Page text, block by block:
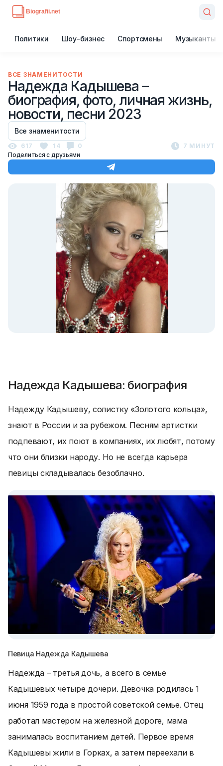
Политики Шоу-бизнес Спортсмены Музыканты
ВСЕ ЗНАМЕНИТОСТИ
Надежда Кадышева –
биография, фото, личная жизнь,
новости, песни 2023
Все знаменитости
617 14 0
7 МИНУТ
Поделиться с друзьями
Надежда Кадышева: биография
Надежду Кадышеву, солистку «Золотого кольца»,
знают в России и за рубежом. Песням артистки
подпевают, их поют в компаниях, их любят, потому
что они близки народу. Но не всегда карьера
певицы складывалась безоблачно.
Певица Надежда Кадышева
Надежда – третья дочь, а всего в семье
Кадышевых четыре дочери. Девочка родилась 1
июня 1959 года в простой советской семье. Отец
работал мастером на железной дороге, мама
занималась воспитанием детей. Первое время
Кадышевы жили в Горках, а затем переехали в